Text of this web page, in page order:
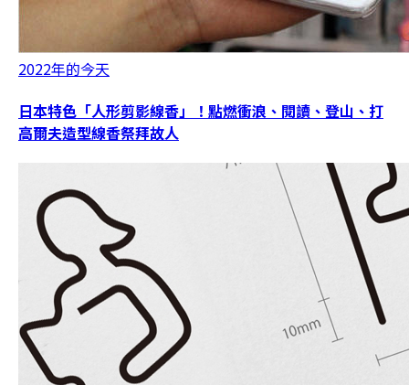
2022年的今天
日本特色「人形剪影線香」！點燃衝浪、閱讀、登山、打
高爾夫造型線香祭拜故人